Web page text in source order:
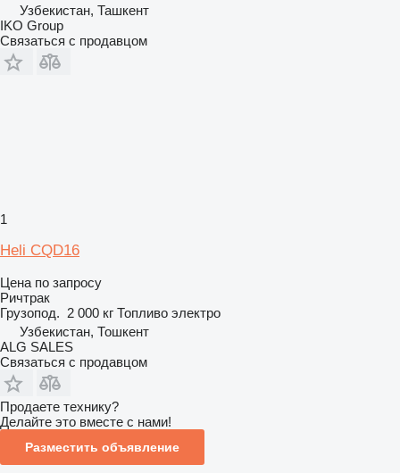
Узбекистан, Ташкент
IKO Group
Связаться с продавцом
1
Heli CQD16
Цена по запросу
Ричтрак
Грузопод. 2 000 кг Топливо электро
Узбекистан, Тошкент
ALG SALES
Связаться с продавцом
Продаете технику?
Делайте это вместе с нами!
Разместить объявление